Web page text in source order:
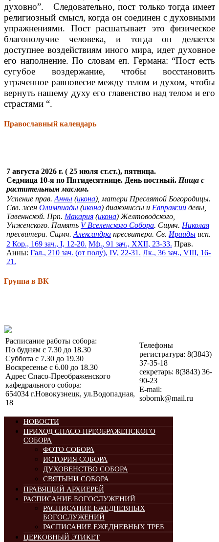
духовно”. Следовательно, пост только тогда имеет
религиозный смысл, когда он соединен с духовными
упражнениями. Пост расшатывает это физическое
благополучие человека, и тогда он делается
доступнее воздействиям иного мира, идет духовное
его наполнение. По словам еп. Германа: “Пост есть
сугубое воздержание, чтобы восстановить
утраченное равновесие между телом и духом, чтобы
вернуть нашему духу его главенство над телом и его
страстями “.
Православный календарь
7 августа 2026 г. ( 25 июля ст.ст.), пятница.
Седмица 10-я по Пятидесятнице. День постный. Пища с
растительным маслом.
Успение прав. Анны (икона), матери Пресвятой Богородицы.
Свв. жен Олимпиады (икона) диакониссы и Евпраксии девы,
Тавеннской. Прп. Макария (икона) Желтоводского,
Унженского. Память V Вселенского Собора. Сщмч. Николая
пресвитера. Сщмч. Александра пресвитера. Св. Ираиды исп.
2 Кор., 169 зач., I, 12-20. Мф., 91 зач., XXII, 23-33. Прав.
Анны: Гал., 210 зач. (от полу́), IV, 22-31. Лк., 36 зач., VIII, 16-
21.
Группа в ВК
Расписание работы собора:
По будням с 7.30 до 18.30
Суббота с 7.30 до 19.30
Воскресенье с 6.00 до 18.30
Адрес Спасо-Преображенского
кафедрального собора:
654034 г.Новокузнецк, ул.Водопадная,
18
Телефоны
регистратура: 8(3843)
37-35-18
секретарь: 8(3843) 36-
90-23
E-mail:
sobornk@mail.ru
НОВОСТИ
ПРИХОД СПАСО-ПРЕОБРАЖЕНСКОГО
СОБОРА
ФОТО СОБОРА
ИСТОРИЯ СОБОРА
ДУХОВЕНСТВО СОБОРА
СВЯТЫНИ СОБОРА
ПРАВЯЩИЙ АРХИЕРЕЙ
РАСПИСАНИЕ БОГОСЛУЖЕНИЙ
РАСПИСАНИЕ ЕЖЕДНЕВНЫХ
БОГОСЛУЖЕНИЙ
РАСПИСАНИЕ ЕЖЕДНЕВНЫХ ТРЕБ
ЦЕРКОВНЫЙ ЭТИКЕТ